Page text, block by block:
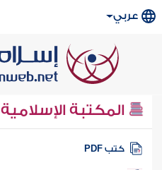
عربي
المكتبة الإسلامية